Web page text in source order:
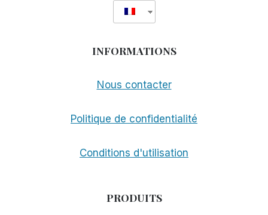
INFORMATIONS
Nous contacter
Politique de confidentialité
Conditions d'utilisation
PRODUITS